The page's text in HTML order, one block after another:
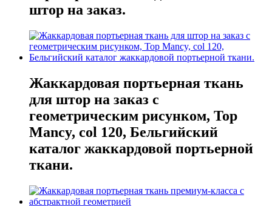
штор на заказ.
Жаккардовая портьерная ткань
для штор на заказ с
геометрическим рисунком, Top
Mancy, col 120, Бельгийский
каталог жаккардовой портьерной
ткани.